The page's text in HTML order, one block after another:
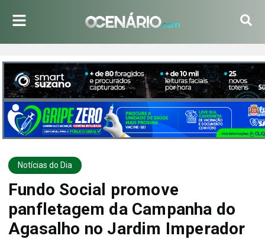
Notícias do Dia
Fundo Social promove
panfletagem da Campanha do
Agasalho no Jardim Imperador